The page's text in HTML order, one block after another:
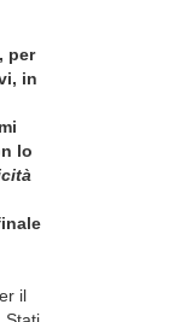
per
in
lo
il